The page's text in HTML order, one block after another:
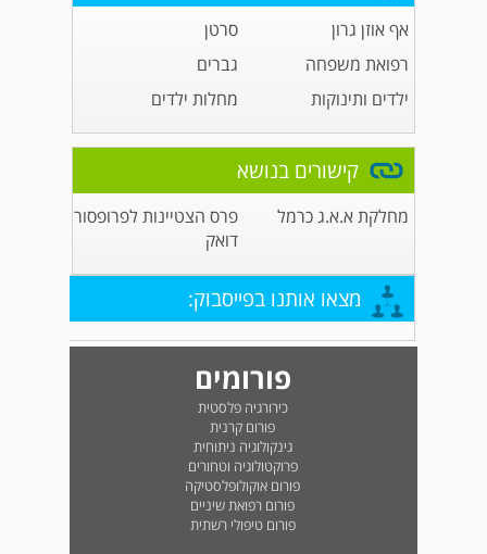
אף אוזן גרון
סרטן
רפואת משפחה
גברים
ילדים ותינוקות
מחלות ילדים
קישורים בנושא
מחלקת א.א.ג כרמל
פרס הצטיינות לפרופסור
דואק
מצאו אותנו בפייסבוק:
פורומים
כירורגיה פלסטית
פורום קרנית
גינקולוגיה ניתוחית
פרוקטולוגיה וטחורים
פורום אוקולופלסטיקה
פורום רפואת שיניים
פורום טיפולי רשתית